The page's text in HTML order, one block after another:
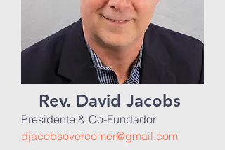
Rev. David Jacobs
Presidente & Co-Fundador
djacobsovercomer@gmail.com